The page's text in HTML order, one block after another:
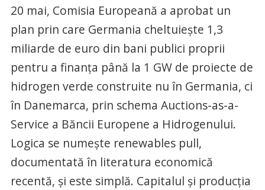
20 mai, Comisia Europeană a aprobat un
plan prin care Germania cheltuiește 1,3
miliarde de euro din bani publici proprii
pentru a finanța până la 1 GW de proiecte de
hidrogen verde construite nu în Germania, ci
în Danemarca, prin schema Auctions-as-a-
Service a Băncii Europene a Hidrogenului.
Logica se numește renewables pull,
documentată în literatura economică
recentă, și este simplă. Capitalul și producția